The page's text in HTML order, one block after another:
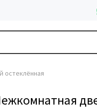
остеклённая